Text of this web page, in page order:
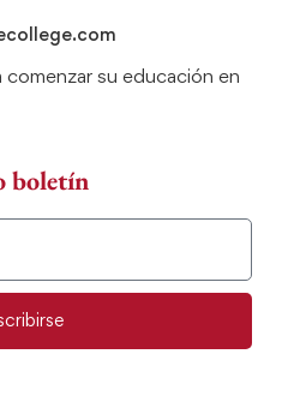
comenzar su educación en
boletín